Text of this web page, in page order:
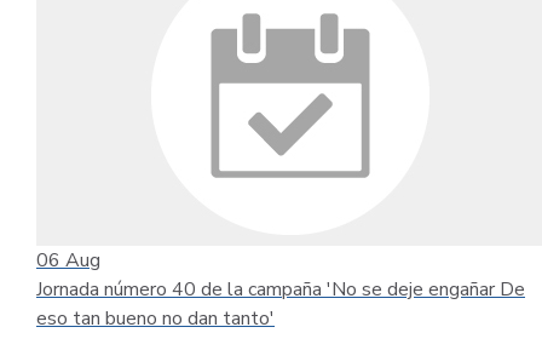
06 Aug
Jornada número 40 de la campaña 'No se deje engañar De
eso tan bueno no dan tanto'